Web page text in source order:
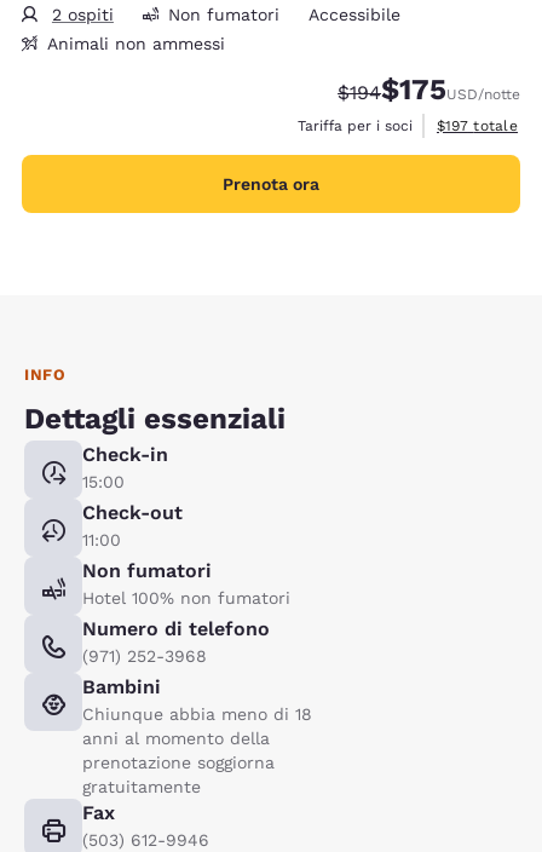
2 ospiti Non fumatori
Accessibile
Animali non ammessi
Tariffa di barratura:
$194Tariffa scontata:
$175USD/notte
Tariffa per i soci
Visualizza i
$197 totale
Prenota ora
INFO
Dettagli essenziali
Check-in
15:00
Check-out
11:00
Non fumatori
Hotel 100% non fumatori
Numero di telefono
(971) 252-3968
Bambini
Chiunque abbia meno di 18
anni al momento della
prenotazione soggiorna
gratuitamente
Fax
(503) 612-9946